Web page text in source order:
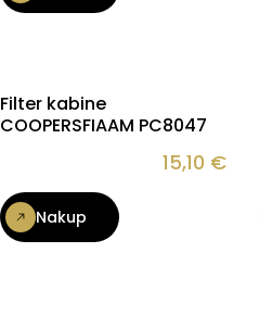
Filter kabine
COOPERSFIAAM PC8047
15,10 €
Nakup